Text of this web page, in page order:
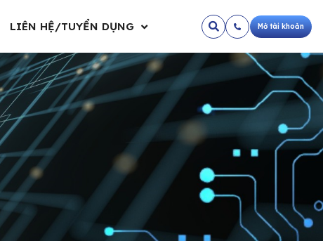
LIÊN HỆ/TUYỂN DỤNG Mở tài khoản